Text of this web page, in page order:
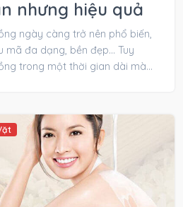
nhưng hiệu quả
ngày càng trở nên phổ biến,
đa dạng, bền đẹp... Tuy
trong một thời gian dài mà